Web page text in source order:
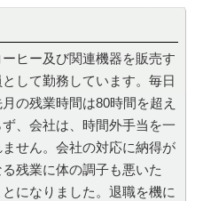
ヒー及び関連機器を販売す
して勤務しています。毎日
の残業時間は80時間を超え
、会社は、時間外手当を一
せん。会社の対応に納得が
残業に体の調子も悪いた
になりました。退職を機に